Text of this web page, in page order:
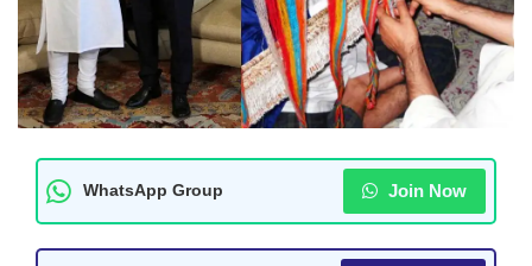
WhatsApp Group Join Now